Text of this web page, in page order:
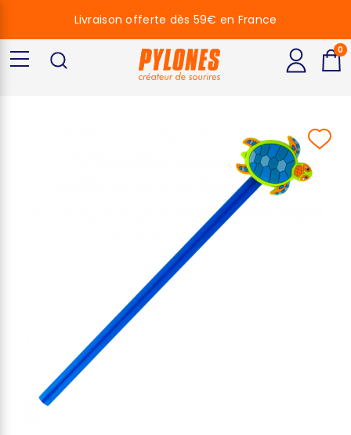
Livraison offerte dès 59€ en France
0